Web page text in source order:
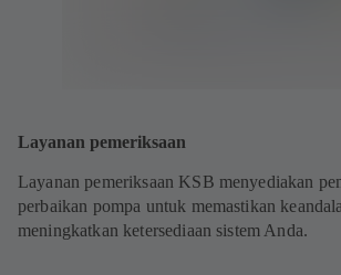
Layanan pemeriksaan
Layanan pemeriksaan KSB menyediakan
perbaikan pompa untuk memastikan
meningkatkan ketersediaan sistem Anda.